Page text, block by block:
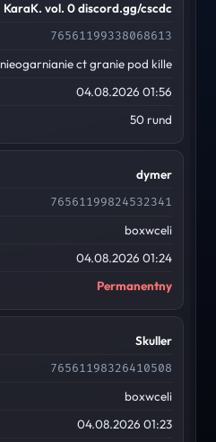
KaraK. vol. 0 discord.gg/cscdc
76561199338068613
nieogarnianie ct granie pod kille
04.08.2026 01:56
50 rund
dymer
76561199824532341
boxwceli
04.08.2026 01:24
Permanentny
Skuller
76561198326410508
boxwceli
04.08.2026 01:23